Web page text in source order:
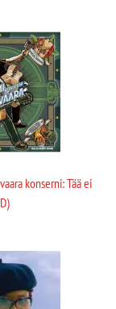
konserni: Tää ei